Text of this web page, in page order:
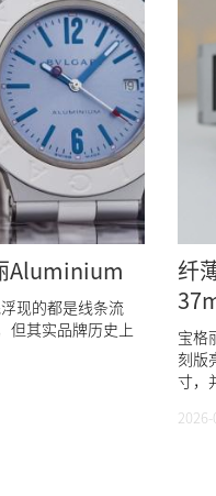
Aluminium
现的都是线条流
但其实品牌历史上
纤
宝格
刻版
寸，